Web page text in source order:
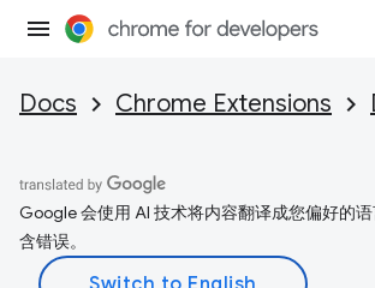
Docs Chrome Extensions
Google 会使用 AI 技术将内容翻译成您偏好的
含错误。